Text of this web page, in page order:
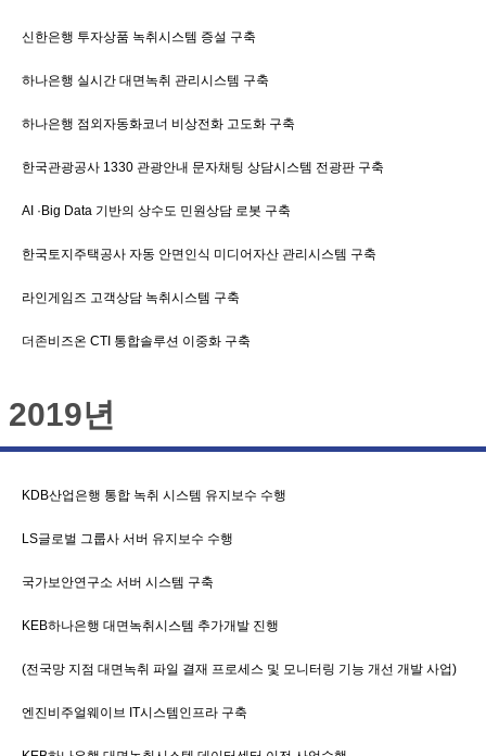
신한은행 투자상품 녹취시스템 증설 구축
하나은행 실시간 대면녹취 관리시스템 구축
하나은행 점외자동화코너 비상전화 고도화 구축
한국관광공사 1330 관광안내 문자채팅 상담시스템 전광판 구축
AI ·Big Data 기반의 상수도 민원상담 로봇 구축
한국토지주택공사 자동 안면인식 미디어자산 관리시스템 구축
라인게임즈 고객상담 녹취시스템 구축
더존비즈온 CTI 통합솔루션 이중화 구축
2019년
KDB산업은행 통합 녹취 시스템 유지보수 수행
LS글로벌 그룹사 서버 유지보수 수행
국가보안연구소 서버 시스템 구축
KEB하나은행 대면녹취시스템 추가개발 진행
(전국망 지점 대면녹취 파일 결재 프로세스 및 모니터링 기능 개선 개발 사업)
엔진비주얼웨이브 IT시스템인프라 구축